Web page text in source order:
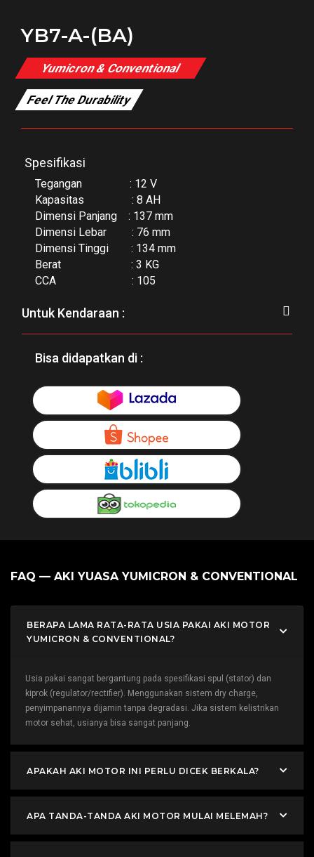
YB7-A-(BA)
Yumicron & Conventional
Feel The Durability
Spesifikasi
Tegangan : 12 V
Kapasitas : 8 AH
Dimensi Panjang : 137 mm
Dimensi Lebar : 76 mm
Dimensi Tinggi : 134 mm
Berat : 3 KG
CCA : 105
Untuk Kendaraan :
Bisa didapatkan di :
FAQ — AKI YUASA YUMICRON & CONVENTIONAL
BERAPA LAMA RATA-RATA USIA PAKAI AKI MOTOR
YUMICRON & CONVENTIONAL?
Usia pakai sangat bergantung pada spesifikasi spul (stator) dan
kiprok (regulator/rectifier). Menggunakan sistem dry charge,
penyimpanannya dijamin tanpa degradasi. Jika sistem kelistrikan
motor sehat, usianya bisa sangat panjang.
APAKAH AKI MOTOR INI PERLU DICEK BERKALA?
APA TANDA-TANDA AKI MOTOR MULAI MELEMAH?